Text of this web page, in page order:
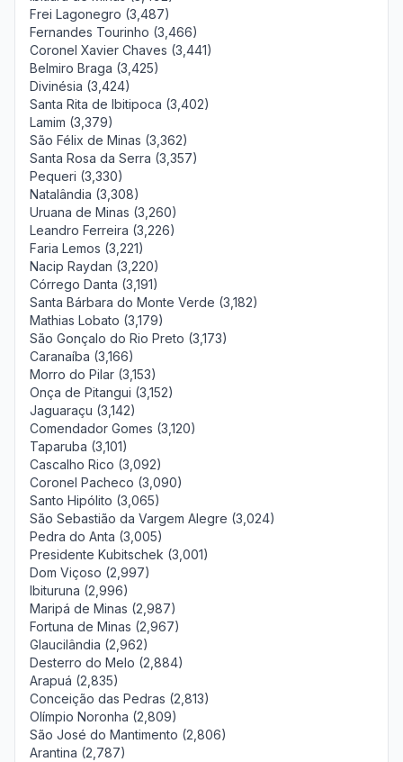
Frei Lagonegro (3,487)
Fernandes Tourinho (3,466)
Coronel Xavier Chaves (3,441)
Belmiro Braga (3,425)
Divinésia (3,424)
Santa Rita de Ibitipoca (3,402)
Lamim (3,379)
São Félix de Minas (3,362)
Santa Rosa da Serra (3,357)
Pequeri (3,330)
Natalândia (3,308)
Uruana de Minas (3,260)
Leandro Ferreira (3,226)
Faria Lemos (3,221)
Nacip Raydan (3,220)
Córrego Danta (3,191)
Santa Bárbara do Monte Verde (3,182)
Mathias Lobato (3,179)
São Gonçalo do Rio Preto (3,173)
Caranaíba (3,166)
Morro do Pilar (3,153)
Onça de Pitangui (3,152)
Jaguaraçu (3,142)
Comendador Gomes (3,120)
Taparuba (3,101)
Cascalho Rico (3,092)
Coronel Pacheco (3,090)
Santo Hipólito (3,065)
São Sebastião da Vargem Alegre (3,024)
Pedra do Anta (3,005)
Presidente Kubitschek (3,001)
Dom Viçoso (2,997)
Ibituruna (2,996)
Maripá de Minas (2,987)
Fortuna de Minas (2,967)
Glaucilândia (2,962)
Desterro do Melo (2,884)
Arapuá (2,835)
Conceição das Pedras (2,813)
Olímpio Noronha (2,809)
São José do Mantimento (2,806)
Arantina (2,787)